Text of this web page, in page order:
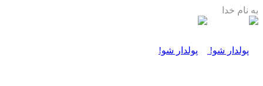
به نام خدا